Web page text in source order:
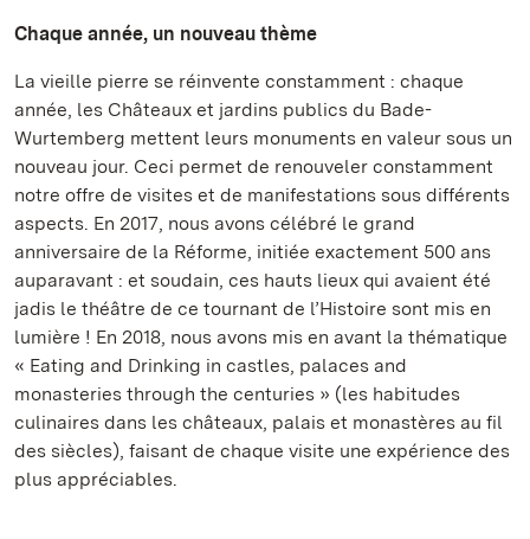
Chaque année, un nouveau thème
La vieille pierre se réinvente constamment : chaque
année, les Châteaux et jardins publics du Bade-
Wurtemberg mettent leurs monuments en valeur sous un
nouveau jour. Ceci permet de renouveler constamment
notre offre de visites et de manifestations sous différents
aspects. En 2017, nous avons célébré le grand
anniversaire de la Réforme, initiée exactement 500 ans
auparavant : et soudain, ces hauts lieux qui avaient été
jadis le théâtre de ce tournant de l’Histoire sont mis en
lumière ! En 2018, nous avons mis en avant la thématique
« Eating and Drinking in castles, palaces and
monasteries through the centuries » (les habitudes
culinaires dans les châteaux, palais et monastères au fil
des siècles), faisant de chaque visite une expérience des
plus appréciables.